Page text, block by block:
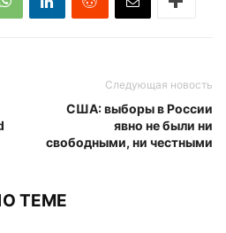
Следующая новость
США: выборы в России
явно не были ни
свободными, ни честными
ТЕМЕ